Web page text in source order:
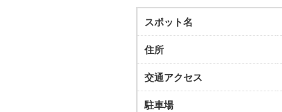
スポット名
住所
交通アクセス
駐車場